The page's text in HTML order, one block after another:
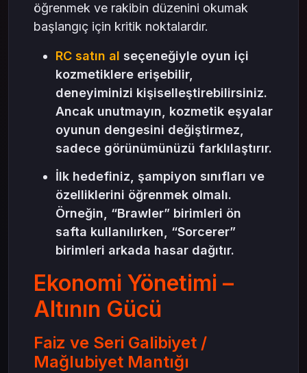
öğrenmek ve rakibin düzenini okumak
başlangıç için kritik noktalardır.
RC satın al seçeneğiyle oyun içi
kozmetiklere erişebilir,
deneyiminizi kişiselleştirebilirsiniz.
Ancak unutmayın, kozmetik eşyalar
oyunun dengesini değiştirmez,
sadece görünümünüzü farklılaştırır.
İlk hedefiniz, şampiyon sınıfları ve
özelliklerini öğrenmek olmalı.
Örneğin, “Brawler” birimleri ön
safta kullanılırken, “Sorcerer”
birimleri arkada hasar dağıtır.
Ekonomi Yönetimi –
Altının Gücü
Faiz ve Seri Galibiyet /
Mağlubiyet Mantığı